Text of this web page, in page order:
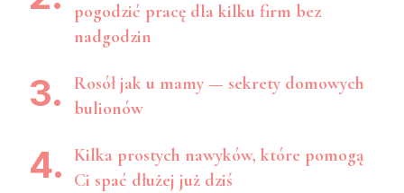
pogodzić pracę dla kilku firm bez
nadgodzin
Rosół jak u mamy — sekrety domowych
bulionów
Kilka prostych nawyków, które pomogą
Ci spać dłużej już dziś